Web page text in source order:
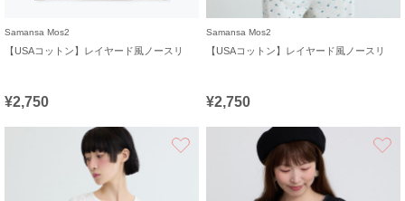
Samansa Mos2
【USAコットン】レイヤード風ノースリ
¥2,750
Samansa Mos2
【USAコットン】レイヤード風ノースリ
¥2,750